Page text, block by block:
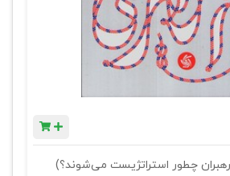
چطور استراتژیست می‌شوند؟)